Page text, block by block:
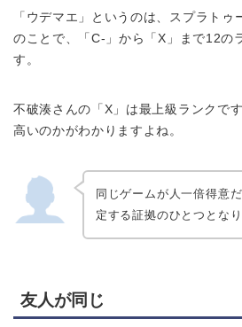
「ウデマエ」というのは、スプラトゥ
のことで、「C-」から「X」まで12の
す。
不破湊さんの「X」は最上級ランクで
高いのかがわかりますよね。
同じゲームが人一倍得意
定する証拠のひとつとなり
友人が同じ